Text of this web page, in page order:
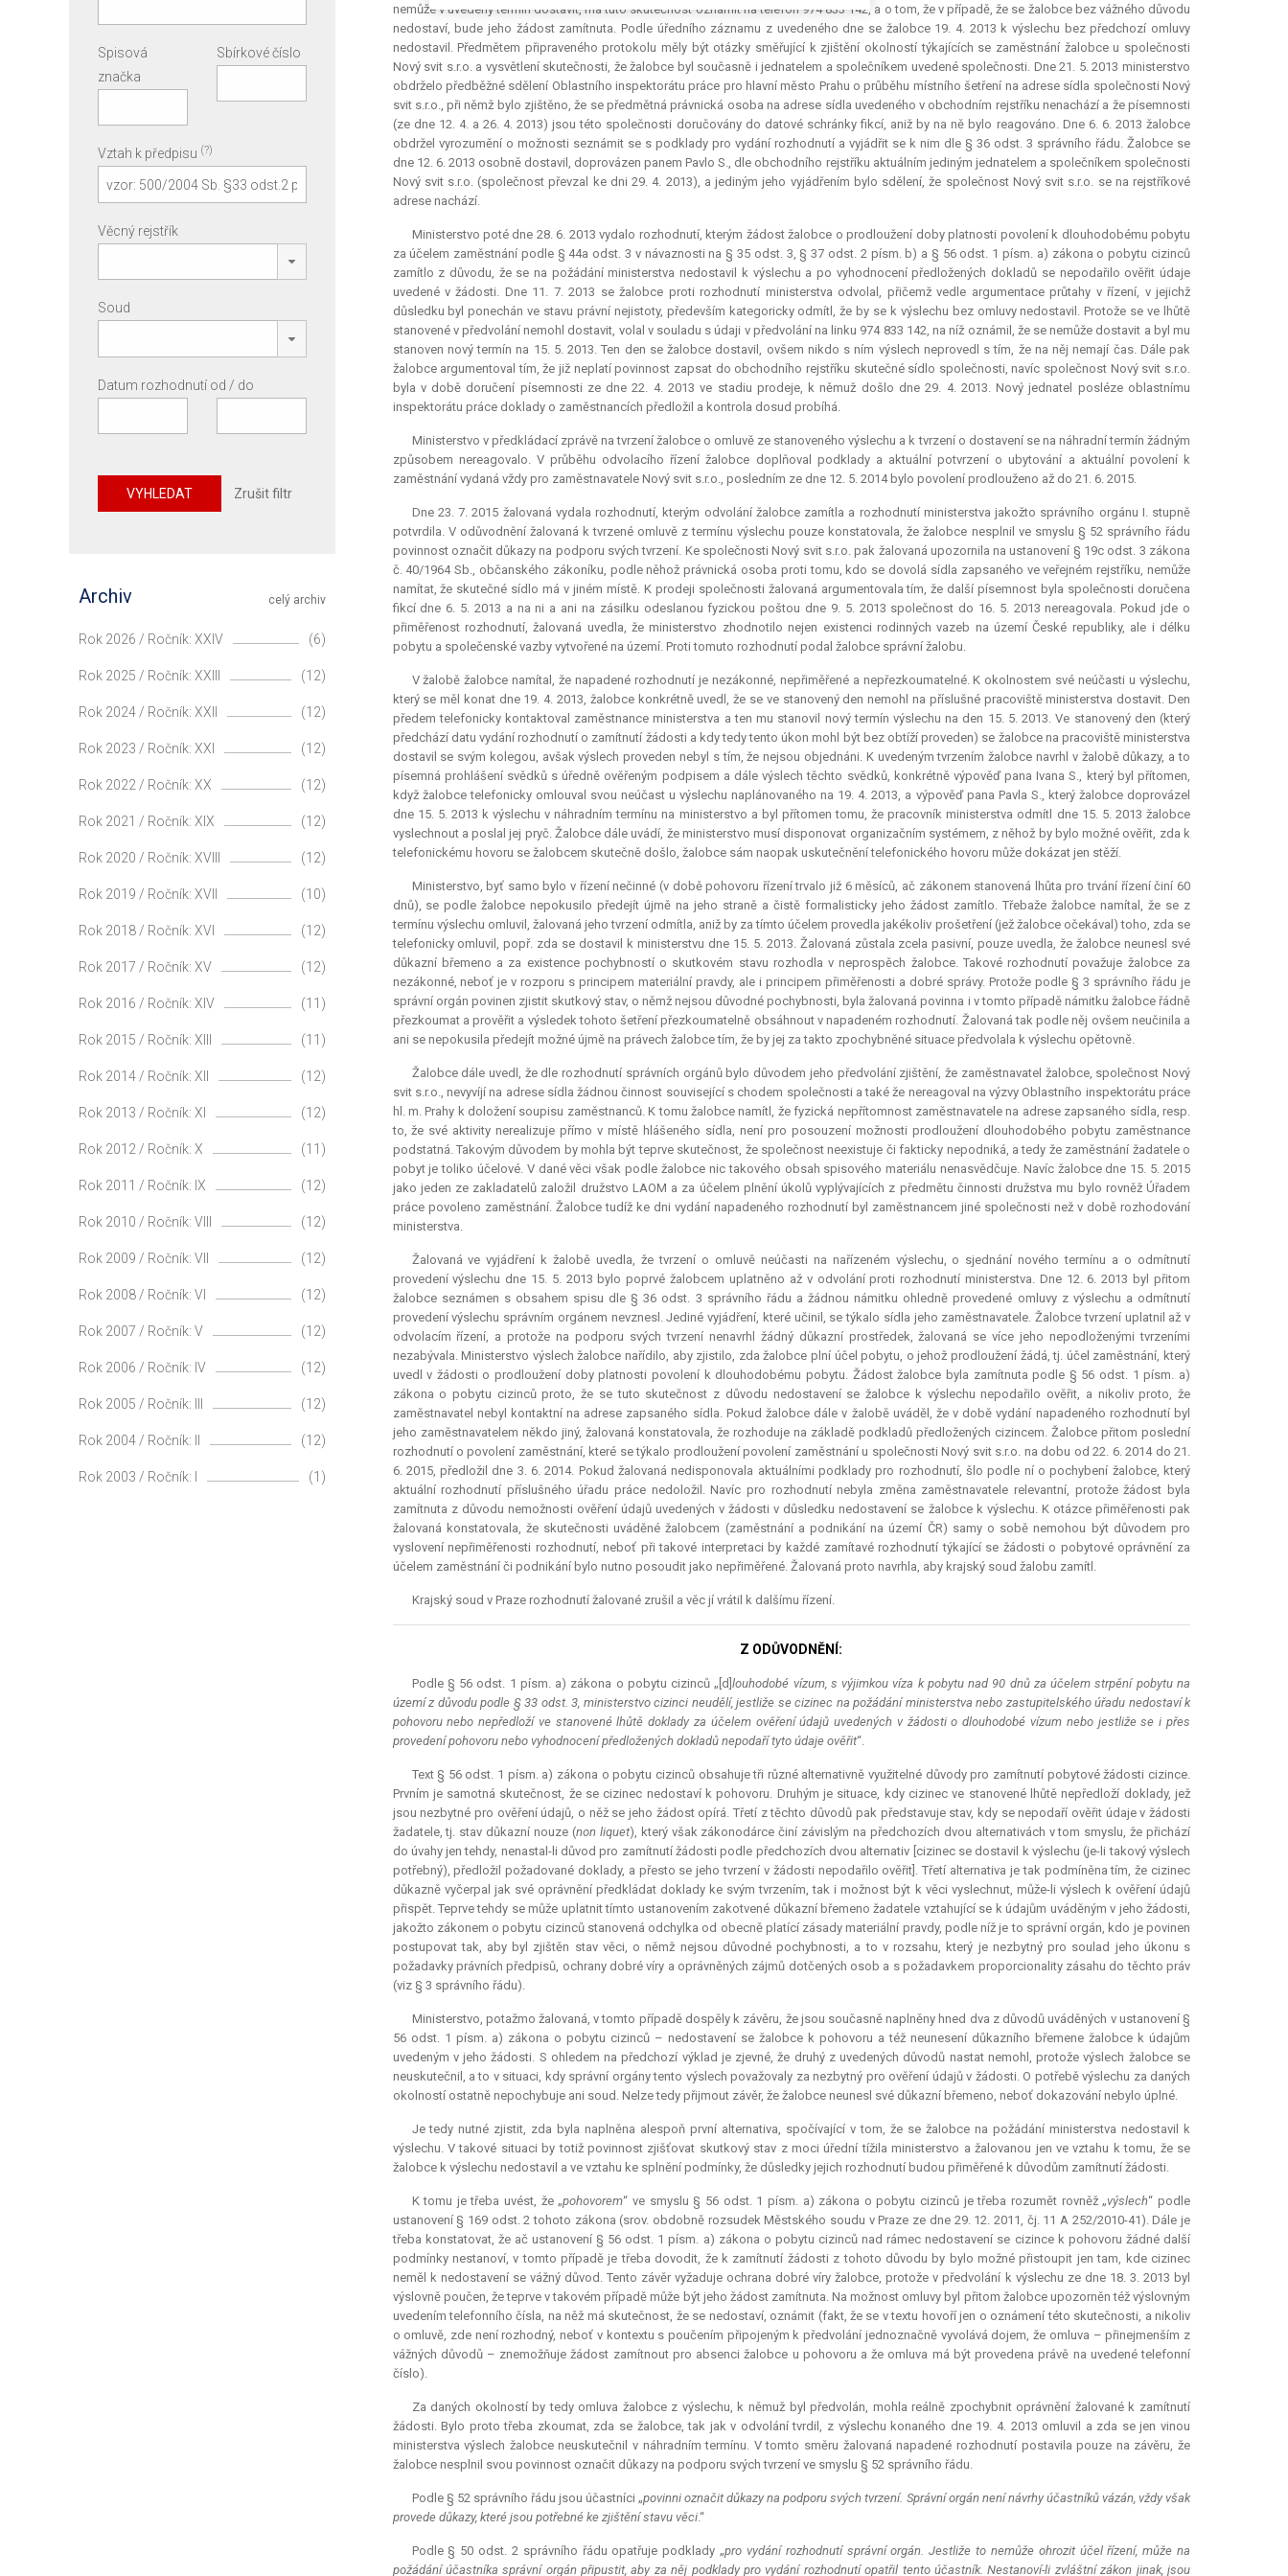
nemůže v uvedený termín dostavit, má tuto skutečnost oznámit na telefon 974 833 142, a o tom, že v případě, že se žalobce bez vážného důvodu
nedostaví, bude jeho žádost zamítnuta. Podle úředního záznamu z uvedeného dne se žalobce 19. 4. 2013 k výslechu bez předchozí omluvy
nedostavil. Předmětem připraveného protokolu měly být otázky směřující k zjištění okolností týkajících se zaměstnání žalobce u společnosti
Nový svit s.r.o. a vysvětlení skutečnosti, že žalobce byl současně i jednatelem a společníkem uvedené společnosti. Dne 21. 5. 2013 ministerstvo
obdrželo předběžné sdělení Oblastního inspektorátu práce pro hlavní město Prahu o průběhu místního šetření na adrese sídla společnosti Nový
svit s.r.o., při němž bylo zjištěno, že se předmětná právnická osoba na adrese sídla uvedeného v obchodním rejstříku nenachází a že písemnosti
(ze dne 12. 4. a 26. 4. 2013) jsou této společnosti doručovány do datové schránky fikcí, aniž by na ně bylo reagováno. Dne 6. 6. 2013 žalobce
obdržel vyrozumění o možnosti seznámit se s podklady pro vydání rozhodnutí a vyjádřit se k nim dle § 36 odst. 3 správního řádu. Žalobce se
dne 12. 6. 2013 osobně dostavil, doprovázen panem Pavlo S., dle obchodního rejstříku aktuálním jediným jednatelem a společníkem společnosti
Nový svit s.r.o. (společnost převzal ke dni 29. 4. 2013), a jediným jeho vyjádřením bylo sdělení, že společnost Nový svit s.r.o. se na rejstříkové
adrese nachází.
Ministerstvo poté dne 28. 6. 2013 vydalo rozhodnutí, kterým žádost žalobce o prodloužení doby platnosti povolení k dlouhodobému pobytu
za účelem zaměstnání podle § 44a odst. 3 v návaznosti na § 35 odst. 3, § 37 odst. 2 písm. b) a § 56 odst. 1 písm. a) zákona o pobytu cizinců
zamítlo z důvodu, že se na požádání ministerstva nedostavil k výslechu a po vyhodnocení předložených dokladů se nepodařilo ověřit údaje
uvedené v žádosti. Dne 11. 7. 2013 se žalobce proti rozhodnutí ministerstva odvolal, přičemž vedle argumentace průtahy v řízení, v jejichž
důsledku byl ponechán ve stavu právní nejistoty, především kategoricky odmítl, že by se k výslechu bez omluvy nedostavil. Protože se ve lhůtě
stanovené v předvolání nemohl dostavit, volal v souladu s údaji v předvolání na linku 974 833 142, na níž oznámil, že se nemůže dostavit a byl mu
stanoven nový termín na 15. 5. 2013. Ten den se žalobce dostavil, ovšem nikdo s ním výslech neprovedl s tím, že na něj nemají čas. Dále pak
žalobce argumentoval tím, že již neplatí povinnost zapsat do obchodního rejstříku skutečné sídlo společnosti, navíc společnost Nový svit s.r.o.
byla v době doručení písemnosti ze dne 22. 4. 2013 ve stadiu prodeje, k němuž došlo dne 29. 4. 2013. Nový jednatel posléze oblastnímu
inspektorátu práce doklady o zaměstnancích předložil a kontrola dosud probíhá.
Ministerstvo v předkládací zprávě na tvrzení žalobce o omluvě ze stanoveného výslechu a k tvrzení o dostavení se na náhradní termín žádným
způsobem nereagovalo. V průběhu odvolacího řízení žalobce doplňoval podklady a aktuální potvrzení o ubytování a aktuální povolení k
zaměstnání vydaná vždy pro zaměstnavatele Nový svit s.r.o., posledním ze dne 12. 5. 2014 bylo povolení prodlouženo až do 21. 6. 2015.
Dne 23. 7. 2015 žalovaná vydala rozhodnutí, kterým odvolání žalobce zamítla a rozhodnutí ministerstva jakožto správního orgánu I. stupně
potvrdila. V odůvodnění žalovaná k tvrzené omluvě z termínu výslechu pouze konstatovala, že žalobce nesplnil ve smyslu § 52 správního řádu
povinnost označit důkazy na podporu svých tvrzení. Ke společnosti Nový svit s.r.o. pak žalovaná upozornila na ustanovení § 19c odst. 3 zákona
č. 40/1964 Sb., občanského zákoníku, podle něhož právnická osoba proti tomu, kdo se dovolá sídla zapsaného ve veřejném rejstříku, nemůže
namítat, že skutečné sídlo má v jiném místě. K prodeji společnosti žalovaná argumentovala tím, že další písemnost byla společnosti doručena
fikcí dne 6. 5. 2013 a na ni a ani na zásilku odeslanou fyzickou poštou dne 9. 5. 2013 společnost do 16. 5. 2013 nereagovala. Pokud jde o
přiměřenost rozhodnutí, žalovaná uvedla, že ministerstvo zhodnotilo nejen existenci rodinných vazeb na území České republiky, ale i délku
pobytu a společenské vazby vytvořené na území. Proti tomuto rozhodnutí podal žalobce správní žalobu.
V žalobě žalobce namítal, že napadené rozhodnutí je nezákonné, nepřiměřené a nepřezkoumatelné. K okolnostem své neúčasti u výslechu,
který se měl konat dne 19. 4. 2013, žalobce konkrétně uvedl, že se ve stanovený den nemohl na příslušné pracoviště ministerstva dostavit. Den
předem telefonicky kontaktoval zaměstnance ministerstva a ten mu stanovil nový termín výslechu na den 15. 5. 2013. Ve stanovený den (který
předchází datu vydání rozhodnutí o zamítnutí žádosti a kdy tedy tento úkon mohl být bez obtíží proveden) se žalobce na pracoviště ministerstva
dostavil se svým kolegou, avšak výslech proveden nebyl s tím, že nejsou objednáni. K uvedeným tvrzením žalobce navrhl v žalobě důkazy, a to
písemná prohlášení svědků s úředně ověřeným podpisem a dále výslech těchto svědků, konkrétně výpověď pana Ivana S., který byl přítomen,
když žalobce telefonicky omlouval svou neúčast u výslechu naplánovaného na 19. 4. 2013, a výpověď pana Pavla S., který žalobce doprovázel
dne 15. 5. 2013 k výslechu v náhradním termínu na ministerstvo a byl přítomen tomu, že pracovník ministerstva odmítl dne 15. 5. 2013 žalobce
vyslechnout a poslal jej pryč. Žalobce dále uvádí, že ministerstvo musí disponovat organizačním systémem, z něhož by bylo možné ověřit, zda k
telefonickému hovoru se žalobcem skutečně došlo, žalobce sám naopak uskutečnění telefonického hovoru může dokázat jen stěží.
Ministerstvo, byť samo bylo v řízení nečinné (v době pohovoru řízení trvalo již 6 měsíců, ač zákonem stanovená lhůta pro trvání řízení činí 60
dnů), se podle žalobce nepokusilo předejít újmě na jeho straně a čistě formalisticky jeho žádost zamítlo. Třebaže žalobce namítal, že se z
termínu výslechu omluvil, žalovaná jeho tvrzení odmítla, aniž by za tímto účelem provedla jakékoliv prošetření (jež žalobce očekával) toho, zda se
telefonicky omluvil, popř. zda se dostavil k ministerstvu dne 15. 5. 2013. Žalovaná zůstala zcela pasivní, pouze uvedla, že žalobce neunesl své
důkazní břemeno a za existence pochybností o skutkovém stavu rozhodla v neprospěch žalobce. Takové rozhodnutí považuje žalobce za
nezákonné, neboť je v rozporu s principem materiální pravdy, ale i principem přiměřenosti a dobré správy. Protože podle § 3 správního řádu je
správní orgán povinen zjistit skutkový stav, o němž nejsou důvodné pochybnosti, byla žalovaná povinna i v tomto případě námitku žalobce řádně
přezkoumat a prověřit a výsledek tohoto šetření přezkoumatelně obsáhnout v napadeném rozhodnutí. Žalovaná tak podle něj ovšem neučinila a
ani se nepokusila předejít možné újmě na právech žalobce tím, že by jej za takto zpochybněné situace předvolala k výslechu opětovně.
Žalobce dále uvedl, že dle rozhodnutí správních orgánů bylo důvodem jeho předvolání zjištění, že zaměstnavatel žalobce, společnost Nový
svit s.r.o., nevyvíjí na adrese sídla žádnou činnost související s chodem společnosti a také že nereagoval na výzvy Oblastního inspektorátu práce
hl. m. Prahy k doložení soupisu zaměstnanců. K tomu žalobce namítl, že fyzická nepřítomnost zaměstnavatele na adrese zapsaného sídla, resp.
to, že své aktivity nerealizuje přímo v místě hlášeného sídla, není pro posouzení možnosti prodloužení dlouhodobého pobytu zaměstnance
podstatná. Takovým důvodem by mohla být teprve skutečnost, že společnost neexistuje či fakticky nepodniká, a tedy že zaměstnání žadatele o
pobyt je toliko účelové. V dané věci však podle žalobce nic takového obsah spisového materiálu nenasvědčuje. Navíc žalobce dne 15. 5. 2015
jako jeden ze zakladatelů založil družstvo LAOM a za účelem plnění úkolů vyplývajících z předmětu činnosti družstva mu bylo rovněž Úřadem
práce povoleno zaměstnání. Žalobce tudíž ke dni vydání napadeného rozhodnutí byl zaměstnancem jiné společnosti než v době rozhodování
ministerstva.
Žalovaná ve vyjádření k žalobě uvedla, že tvrzení o omluvě neúčasti na nařízeném výslechu, o sjednání nového termínu a o odmítnutí
provedení výslechu dne 15. 5. 2013 bylo poprvé žalobcem uplatněno až v odvolání proti rozhodnutí ministerstva. Dne 12. 6. 2013 byl přitom
žalobce seznámen s obsahem spisu dle § 36 odst. 3 správního řádu a žádnou námitku ohledně provedené omluvy z výslechu a odmítnutí
provedení výslechu správním orgánem nevznesl. Jediné vyjádření, které učinil, se týkalo sídla jeho zaměstnavatele. Žalobce tvrzení uplatnil až v
odvolacím řízení, a protože na podporu svých tvrzení nenavrhl žádný důkazní prostředek, žalovaná se více jeho nepodloženými tvrzeními
nezabývala. Ministerstvo výslech žalobce nařídilo, aby zjistilo, zda žalobce plní účel pobytu, o jehož prodloužení žádá, tj. účel zaměstnání, který
uvedl v žádosti o prodloužení doby platnosti povolení k dlouhodobému pobytu. Žádost žalobce byla zamítnuta podle § 56 odst. 1 písm. a)
zákona o pobytu cizinců proto, že se tuto skutečnost z důvodu nedostavení se žalobce k výslechu nepodařilo ověřit, a nikoliv proto, že
zaměstnavatel nebyl kontaktní na adrese zapsaného sídla. Pokud žalobce dále v žalobě uváděl, že v době vydání napadeného rozhodnutí byl
jeho zaměstnavatelem někdo jiný, žalovaná konstatovala, že rozhoduje na základě podkladů předložených cizincem. Žalobce přitom poslední
rozhodnutí o povolení zaměstnání, které se týkalo prodloužení povolení zaměstnání u společnosti Nový svit s.r.o. na dobu od 22. 6. 2014 do 21.
6. 2015, předložil dne 3. 6. 2014. Pokud žalovaná nedisponovala aktuálními podklady pro rozhodnutí, šlo podle ní o pochybení žalobce, který
aktuální rozhodnutí příslušného úřadu práce nedoložil. Navíc pro rozhodnutí nebyla změna zaměstnavatelerelevantní, protože žádost byla
zamítnuta z důvodu nemožnosti ověření údajů uvedených v žádosti v důsledku nedostavení se žalobce k výslechu. K otázce přiměřenosti pak
žalovaná konstatovala, že skutečnosti uváděné žalobcem (zaměstnání a podnikání na území ČR) samy o sobě nemohou být důvodem pro
vyslovení nepřiměřenosti rozhodnutí, neboť při takové interpretaci by každé zamítavé rozhodnutí týkající se žádosti o pobytové oprávnění za
účelem zaměstnání či podnikání bylo nutno posoudit jako nepřiměřené. Žalovaná proto navrhla, aby krajský soud žalobu zamítl.
Krajský soud v Praze rozhodnutí žalované zrušil a věc jí vrátil k dalšímu řízení.
Z ODŮVODNĚNÍ:
Podle § 56 odst. 1 písm. a) zákona o pobytu cizinců „[d]louhodobé vízum, s výjimkou víza k pobytu nad 90 dnů za účelem strpění pobytu na
území z důvodu podle § 33 odst. 3, ministerstvo cizinci neudělí, jestliže se cizinec na požádání ministerstva nebo zastupitelského úřadu nedostaví k
pohovoru nebo nepředloží ve stanovené lhůtě doklady za účelem ověření údajů uvedených v žádosti o dlouhodobé vízum nebo jestliže se i přes
provedení pohovoru nebo vyhodnocení předložených dokladů nepodaří tyto údaje ověřit“.
Text § 56 odst. 1 písm. a) zákona o pobytu cizinců obsahuje tři různé alternativně využitelné důvody pro zamítnutí pobytové žádosti cizince.
Prvním je samotná skutečnost, že se cizinec nedostaví k pohovoru. Druhým je situace, kdy cizinec ve stanovené lhůtě nepředloží doklady, jež
jsou nezbytné pro ověření údajů, o něž se jeho žádost opírá. Třetí z těchto důvodů pak představuje stav, kdy se nepodaří ověřit údaje v žádosti
žadatele, tj. stav důkazní nouze (non liquet), který však zákonodárce činí závislým na předchozích dvou alternativách v tom smyslu, že přichází
do úvahy jen tehdy, nenastal-li důvod pro zamítnutí žádosti podle předchozích dvou alternativ [cizinec se dostavil k výslechu (je-li takový výslech
potřebný), předložil požadované doklady, a přesto se jeho tvrzení v žádosti nepodařilo ověřit]. Třetí alternativa je tak podmíněna tím, že cizinec
důkazně vyčerpal jak své oprávnění předkládat doklady ke svým tvrzením, tak i možnost být k věci vyslechnut, může-li výslech k ověření údajů
přispět. Teprve tehdy se může uplatnit tímto ustanovením zakotvené důkazní břemeno žadatele vztahující se k údajům uváděným v jeho žádosti,
jakožto zákonem o pobytu cizinců stanovená odchylka od obecně platící zásady materiální pravdy, podle níž je to správní orgán, kdo je povinen
postupovat tak, aby byl zjištěn stav věci, o němž nejsou důvodné pochybnosti, a to v rozsahu, který je nezbytný pro soulad jeho úkonu s
požadavky právních předpisů, ochrany dobré víry a oprávněných zájmů dotčených osob a s požadavkem proporcionality zásahu do těchto práv
(viz § 3 správního řádu).
Ministerstvo, potažmo žalovaná, v tomto případě dospěly k závěru, že jsou současně naplněny hned dva z důvodů uváděných v ustanovení §
56 odst. 1 písm. a) zákona o pobytu cizinců – nedostavení se žalobce k pohovoru a též neunesení důkazního břemene žalobce k údajům
uvedeným v jeho žádosti. S ohledem na předchozí výklad je zjevné, že druhý z uvedených důvodů nastat nemohl, protože výslech žalobce se
neuskutečnil, a to v situaci, kdy správní orgány tento výslech považovaly za nezbytný pro ověření údajů v žádosti. O potřebě výslechu za daných
okolností ostatně nepochybuje ani soud. Nelze tedy přijmout závěr, že žalobce neunesl své důkazní břemeno, neboť dokazování nebylo úplné.
Je tedy nutné zjistit, zda byla naplněna alespoň první alternativa, spočívající v tom, že se žalobce na požádání ministerstva nedostavil k
výslechu. V takové situaci by totiž povinnost zjišťovat skutkový stav z moci úřední tížila ministerstvo a žalovanou jen ve vztahu k tomu, že se
žalobce k výslechu nedostavil a ve vztahu ke splnění podmínky, že důsledky jejich rozhodnutí budou přiměřené k důvodům zamítnutí žádosti.
K tomu je třeba uvést, že „pohovorem“ ve smyslu § 56 odst. 1 písm. a) zákona o pobytu cizinců je třeba rozumět rovněž „výslech“ podle
ustanovení § 169 odst. 2 tohoto zákona (srov. obdobně rozsudek Městského soudu v Praze ze dne 29. 12. 2011, čj. 11 A 252/2010-41). Dále je
třeba konstatovat, že ač ustanovení § 56 odst. 1 písm. a) zákona o pobytu cizinců nad rámec nedostavení se cizince k pohovoru žádné další
podmínky nestanoví, v tomto případě je třeba dovodit, že k zamítnutí žádosti z tohoto důvodu by bylo možné přistoupit jen tam, kde cizinec
neměl k nedostavení se vážný důvod. Tento závěr vyžaduje ochrana dobré víry žalobce, protože v předvolání k výslechu ze dne 18. 3. 2013 byl
výslovně poučen, že teprve v takovém případě může být jeho žádost zamítnuta. Na možnost omluvy byl přitom žalobce upozorněn též výslovným
uvedením telefonního čísla, na něž má skutečnost, že se nedostaví, oznámit (fakt, že se v textu hovoří jen o oznámení této skutečnosti, a nikoliv
o omluvě, zde není rozhodný, neboť v kontextu s poučením připojeným k předvolání jednoznačně vyvolává dojem, že omluva – přinejmenším z
vážných důvodů – znemožňuje žádost zamítnout pro absenci žalobce u pohovoru a že omluva má být provedena právě na uvedené telefonní
číslo).
Za daných okolností by tedy omluva žalobce z výslechu, k němuž byl předvolán, mohla reálně zpochybnit oprávnění žalované k zamítnutí
žádosti. Bylo proto třeba zkoumat, zda se žalobce, tak jak v odvolání tvrdil, z výslechu konaného dne 19. 4. 2013 omluvil a zda se jen vinou
ministerstva výslech žalobce neuskutečnil v náhradním termínu. V tomto směru žalovaná napadené rozhodnutí postavila pouze na závěru, že
žalobce nesplnil svou povinnost označit důkazy na podporu svých tvrzení ve smyslu § 52 správního řádu.
Podle § 52 správního řádu jsou účastníci „povinni označit důkazy na podporu svých tvrzení. Správní orgán není návrhy účastníků vázán, vždy však
provede důkazy, které jsou potřebné ke zjištění stavu věci.“
Podle § 50 odst. 2 správního řádu opatřuje podklady „pro vydání rozhodnutí správní orgán. Jestliže to nemůže ohrozit účel řízení, může na
požádání účastníka správní orgán připustit, aby za něj podklady pro vydání rozhodnutí opatřil tento účastník. Nestanoví-li zvláštní zákon jinak, jsou
Spisová
značka
Sbírkové číslo
Vztah k předpisu (?)
Věcný rejstřík
Soud
Datum rozhodnutí od / do
VYHLEDAT Zrušit filtr
celý archiv
Archiv
Rok 2026 / Ročník: XXIV (6)
Rok 2025 / Ročník: XXIII (12)
Rok 2024 / Ročník: XXII (12)
Rok 2023 / Ročník: XXI (12)
Rok 2022 / Ročník: XX (12)
Rok 2021 / Ročník: XIX (12)
Rok 2020 / Ročník: XVIII (12)
Rok 2019 / Ročník: XVII (10)
Rok 2018 / Ročník: XVI (12)
Rok 2017 / Ročník: XV (12)
Rok 2016 / Ročník: XIV (11)
Rok 2015 / Ročník: XIII (11)
Rok 2014 / Ročník: XII (12)
Rok 2013 / Ročník: XI (12)
Rok 2012 / Ročník: X (11)
Rok 2011 / Ročník: IX (12)
Rok 2010 / Ročník: VIII (12)
Rok 2009 / Ročník: VII (12)
Rok 2008 / Ročník: VI (12)
Rok 2007 / Ročník: V (12)
Rok 2006 / Ročník: IV (12)
Rok 2005 / Ročník: III (12)
Rok 2004 / Ročník: II (12)
Rok 2003 / Ročník: I (1)